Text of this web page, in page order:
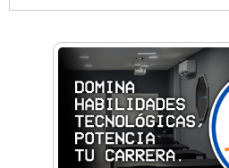
Morón: Conocé los
en la Guerra de
Cielos Abiertos: Morón
impulsa la inclusión de